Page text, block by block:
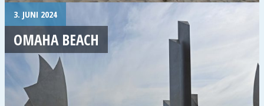
3. JUNI 2024
OMAHA BEACH